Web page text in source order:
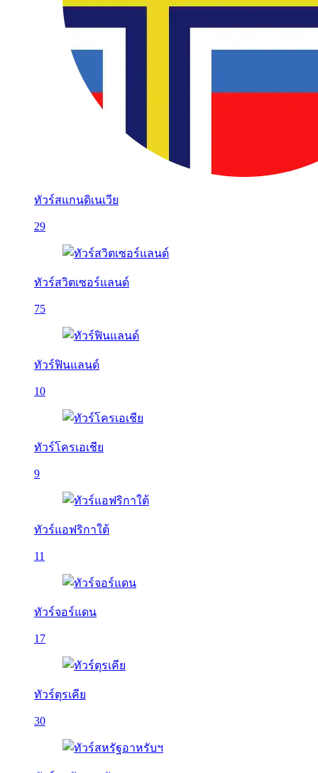
ทัวร์สแกนดิเนเวีย
29
ทัวร์สวิตเซอร์แลนด์
75
ทัวร์ฟินแลนด์
10
ทัวร์โครเอเชีย
9
ทัวร์แอฟริกาใต้
11
ทัวร์จอร์แดน
17
ทัวร์ตุรเคีย
30